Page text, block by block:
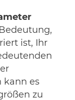
ist, Ihr
kann es
zu